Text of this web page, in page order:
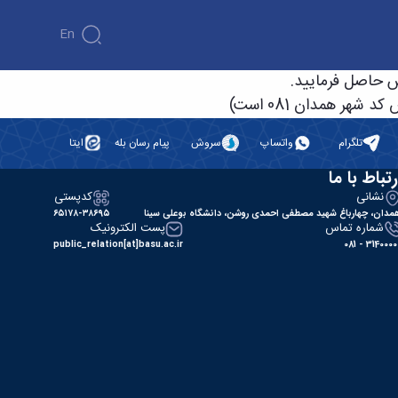
En
تلگرام واتساپ سروش پیام رسان بله ایتا
با ما
نشانی
چهارباغ شهید مصطفی احمدی روشن، دانشگاه بوعلی سینا
کدپستی
۶۵۱۷۸-۳۸۶۹۵
شماره تماس
31400000 -
پست الکترونیک
public_relation[at]basu.ac.ir